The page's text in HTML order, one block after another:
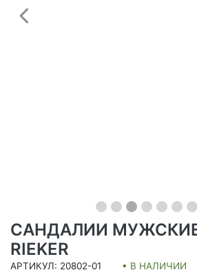
Предыдущий
САНДАЛИИ
RIEKER
АРТИКУЛ: 20802-01 • В НАЛИЧИИ